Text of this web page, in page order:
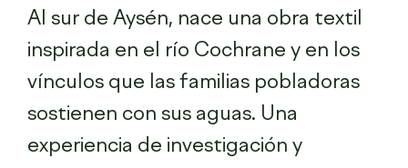
Al sur de Aysén, nace una obra textil
inspirada en el río Cochrane y en los
vínculos que las familias pobladoras
sostienen con sus aguas. Una
experiencia de investigación y